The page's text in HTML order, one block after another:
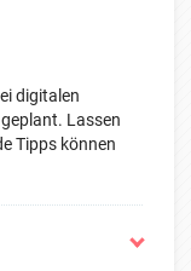
digitalen
Lassen
Tipps können